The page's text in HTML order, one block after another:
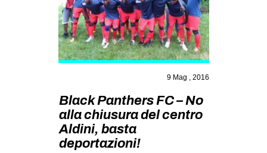
DEGENERAZIONE
GAZA FREESTYLE
CSOA LAMBRETTA
STUDENTI TSUNAMI
ZAM
MILANO
9 Mag , 2016
Black Panthers FC – No
alla chiusura del centro
Aldini, basta
deportazioni!